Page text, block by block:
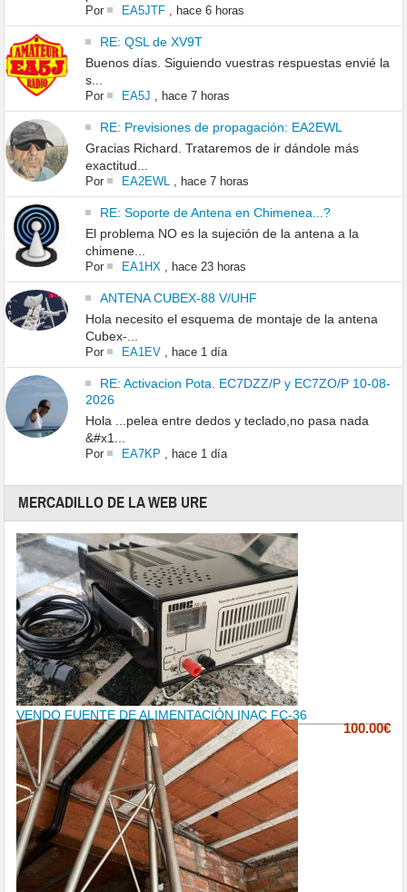
Por EA5JTF, hace 6 horas
RE: QSL de XV9T
Buenos días. Siguiendo vuestras respuestas envié la
s...
Por EA5J hace 7 horas
RE: Previsiones de propagación: EA2EWL
Gracias Richard. Trataremos de ir dándole más
exactitud...
Por EA2EWL hace 7 horas
RE: Soporte de Antena en Chimenea...?
El problema NO es la sujeción de la antena a la
chimene...
Por EA1HX hace 23 horas
ANTENA CUBEX-88 V/UHF
Hola necesito el esquema de montaje de la antena
Cubex-...
Por EA1EV, hace 1 día
RE: Activacion Pota. EC7DZZ/P y EC7ZO/P 10-08-
2026
Hola ...pelea entre dedos y teclado,no pasa nada
&#x1...
Por EA7KP hace 1 día
MERCADILLO DE LA WEB URE
VENDO FUENTE DE ALIMENTACIÓN INAC FC-36
100.00€